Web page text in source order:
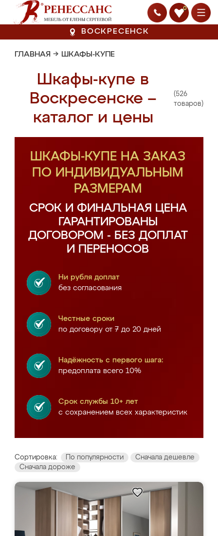
0
ВОСКРЕСЕНСК
ГЛАВНАЯ → ШКАФЫ-КУПЕ
Шкафы-купе в
Воскресенске –
каталог и цены
(526
товаров)
ШКАФЫ-КУПЕ НА ЗАКАЗ
ПО ИНДИВИДУАЛЬНЫМ
РАЗМЕРАМ
СРОК И ФИНАЛЬНАЯ ЦЕНА
ГАРАНТИРОВАНЫ
ДОГОВОРОМ - БЕЗ ДОПЛАТ
И ПЕРЕНОСОВ
Ни рубля доплат
без согласования
Честные сроки
по договору от 7 до 20 дней
Надёжность с первого шага:
предоплата всего 10%
Срок службы 10+ лет
с сохранением всех характеристик
Сортировка: По популярности
Сначала дешевле
Сначала дороже